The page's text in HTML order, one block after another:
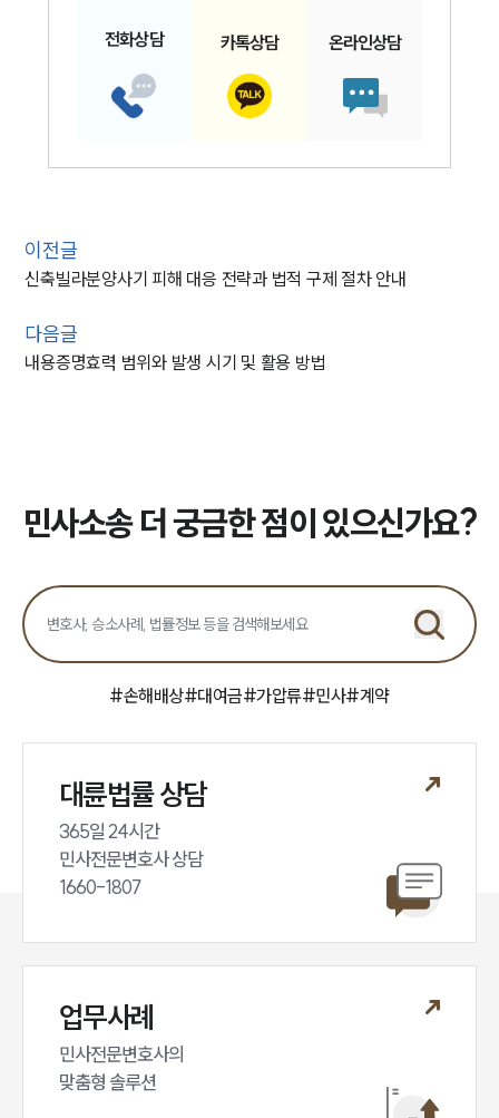
전화상담 카톡상담 온라인상담
이전글
신축빌라분양사기 피해 대응 전략과 법적 구제 절차 안내
다음글
내용증명효력 범위와 발생 시기 및 활용 방법
민사소송 더 궁금한 점이 있으신가요?
#손해배상#대여금#가압류#민사#계약
대륜법률 상담
365일 24시간
민사전문변호사 상담
1660-1807
업무사례
민사전문변호사의
맞춤형 솔루션